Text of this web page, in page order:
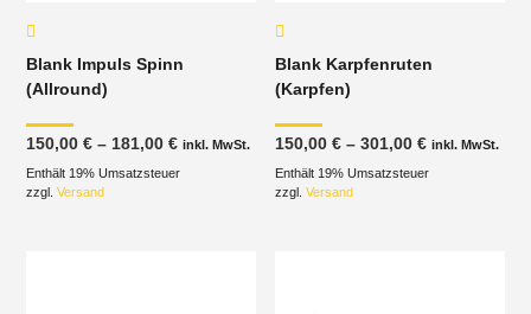
Blank Impuls Spinn
(Allround)
150,00€ –181,00€Preisspanne:
bis
inkl. MwSt.
Enthält 19% Umsatzsteuer
zzgl.Versand
Blank Karpfenruten
(Karpfen)
150,00€ –301,00€
bis
inkl. MwSt.
Enthält 19% Umsatzsteuer
zzgl.Versand